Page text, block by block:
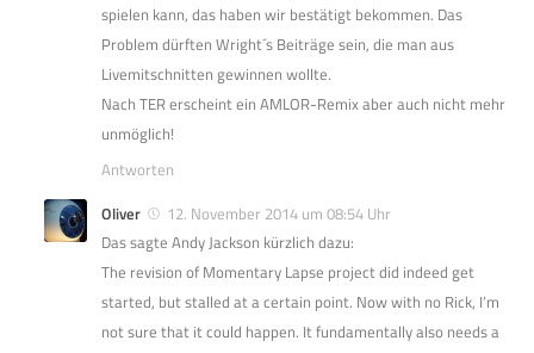
spielen kann, das haben wir bestätigt bekommen. Das
Problem dürften Wright´s Beiträge sein, die man aus
Livemitschnitten gewinnen wollte.
Nach TER erscheint ein AMLOR-Remix aber auch nicht mehr
unmöglich!
Antworten
Oliver
12. November 2014 um 08:54 Uhr
Das sagte Andy Jackson kürzlich dazu:
The revision of Momentary Lapse project did indeed get
started, but stalled at a certain point. Now with no Rick, I’m
not sure that it could happen. It fundamentally also needs a